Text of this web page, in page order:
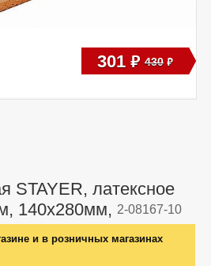
STAYER, латексное
140х280мм, 2-08167-10
и в розничных магазинах
301 руб 430 руб